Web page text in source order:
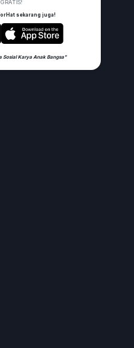
sekarang juga!
Sosial Karya Anak Bangsa"